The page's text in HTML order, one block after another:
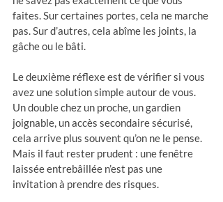
faites. Sur certaines portes, cela ne marche
pas. Sur d’autres, cela abîme les joints, la
gâche ou le bâti.
Le deuxième réflexe est de vérifier si vous
avez une solution simple autour de vous.
Un double chez un proche, un gardien
joignable, un accès secondaire sécurisé,
cela arrive plus souvent qu’on ne le pense.
Mais il faut rester prudent : une fenêtre
laissée entrebâillée n’est pas une
invitation à prendre des risques.